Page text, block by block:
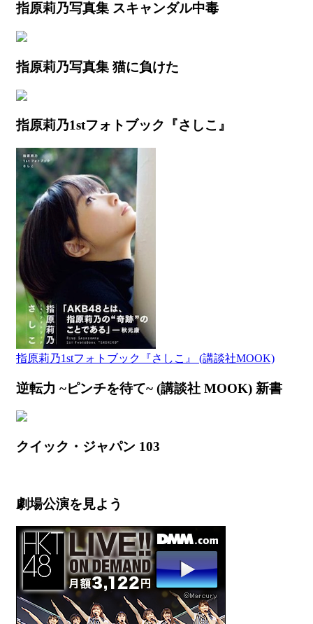
指原莉乃写真集 スキャンダル中毒
指原莉乃写真集 猫に負けた
指原莉乃1stフォトブック『さしこ』
指原莉乃1stフォトブック『さしこ』 (講談社MOOK)
逆転力 ~ピンチを待て~ (講談社 MOOK) 新書
クイック・ジャパン 103
劇場公演を見よう